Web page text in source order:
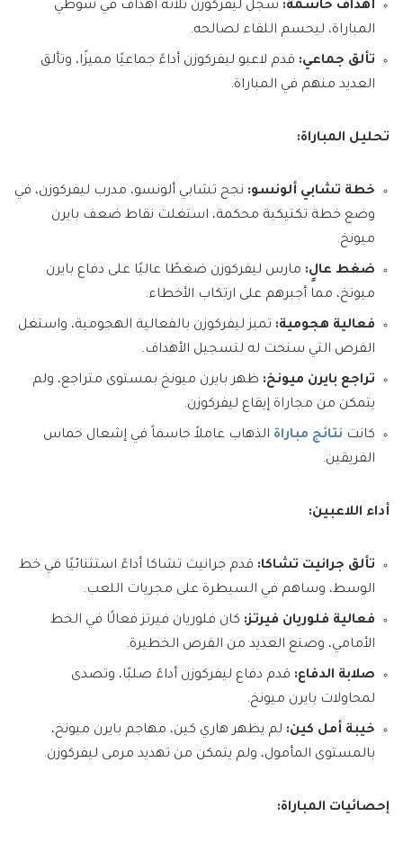
أهداف حاسمة: سجل ليفركوزن ثلاثة أهداف في شوطي
المباراة، ليحسم اللقاء لصالحه.
تألق جماعي: قدم لاعبو ليفركوزن أداءً جماعيًا مميزًا، وتألق
العديد منهم في المباراة.
تحليل المباراة:
خطة تشابي ألونسو: نجح تشابي ألونسو، مدرب ليفركوزن، في
وضع خطة تكتيكية محكمة، استغلت نقاط ضعف بايرن
ميونخ.
ضغط عالٍ: مارس ليفركوزن ضغطًا عاليًا على دفاع بايرن
ميونخ، مما أجبرهم على ارتكاب الأخطاء.
فعالية هجومية: تميز ليفركوزن بالفعالية الهجومية، واستغل
الفرص التي سنحت له لتسجيل الأهداف.
تراجع بايرن ميونخ: ظهر بايرن ميونخ بمستوى متراجع، ولم
يتمكن من مجاراة إيقاع ليفركوزن.
كانت نتائج مباراة الذهاب عاملاً حاسماً في إشعال حماس
الفريقين.
أداء اللاعبين:
تألق جرانيت تشاكا: قدم جرانيت تشاكا أداءً استثنائيًا في خط
الوسط، وساهم في السيطرة على مجريات اللعب.
فعالية فلوريان فيرتز: كان فلوريان فيرتز فعالًا في الخط
الأمامي، وصنع العديد من الفرص الخطيرة.
صلابة الدفاع: قدم دفاع ليفركوزن أداءً صلبًا، وتصدى
لمحاولات بايرن ميونخ.
خيبة أمل كين: لم يظهر هاري كين، مهاجم بايرن ميونخ،
بالمستوى المأمول، ولم يتمكن من تهديد مرمى ليفركوزن.
إحصائيات المباراة: